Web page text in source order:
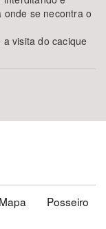
se necontra o
visita do cacique
Mapa Posseiro